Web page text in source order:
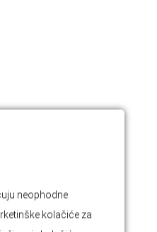
neophodne
kolačiće za